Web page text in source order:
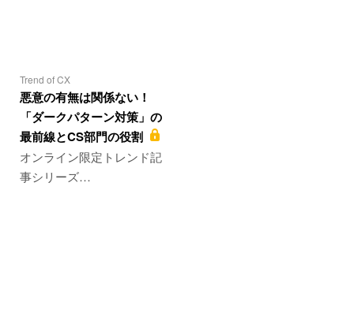
Trend of CX
悪意の有無は関係ない！
「ダークパターン対策」の
最前線とCS部門の役割
オンライン限定トレンド記
事シリーズ…